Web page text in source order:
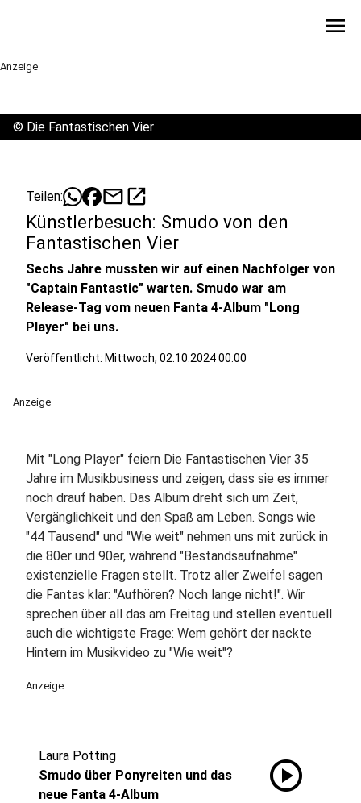
menu
Anzeige
© Die Fantastischen Vier
Teilen: mailopen_in_new
Künstlerbesuch: Smudo von den
Fantastischen Vier
Sechs Jahre mussten wir auf einen Nachfolger von
"Captain Fantastic" warten. Smudo war am
Release-Tag vom neuen Fanta 4-Album "Long
Player" bei uns.
Veröffentlicht: Mittwoch, 02.10.2024 00:00
Anzeige
Mit "Long Player" feiern Die Fantastischen Vier 35
Jahre im Musikbusiness und zeigen, dass sie es immer
noch drauf haben. Das Album dreht sich um Zeit,
Vergänglichkeit und den Spaß am Leben. Songs wie
"44 Tausend" und "Wie weit" nehmen uns mit zurück in
die 80er und 90er, während "Bestandsaufnahme"
existenzielle Fragen stellt. Trotz aller Zweifel sagen
die Fantas klar: "Aufhören? Noch lange nicht!". Wir
sprechen über all das am Freitag und stellen eventuell
auch die wichtigste Frage: Wem gehört der nackte
Hintern im Musikvideo zu "Wie weit"?
Anzeige
Laura Potting
Smudo über Ponyreiten und das
neue Fanta 4-Album
play_circle